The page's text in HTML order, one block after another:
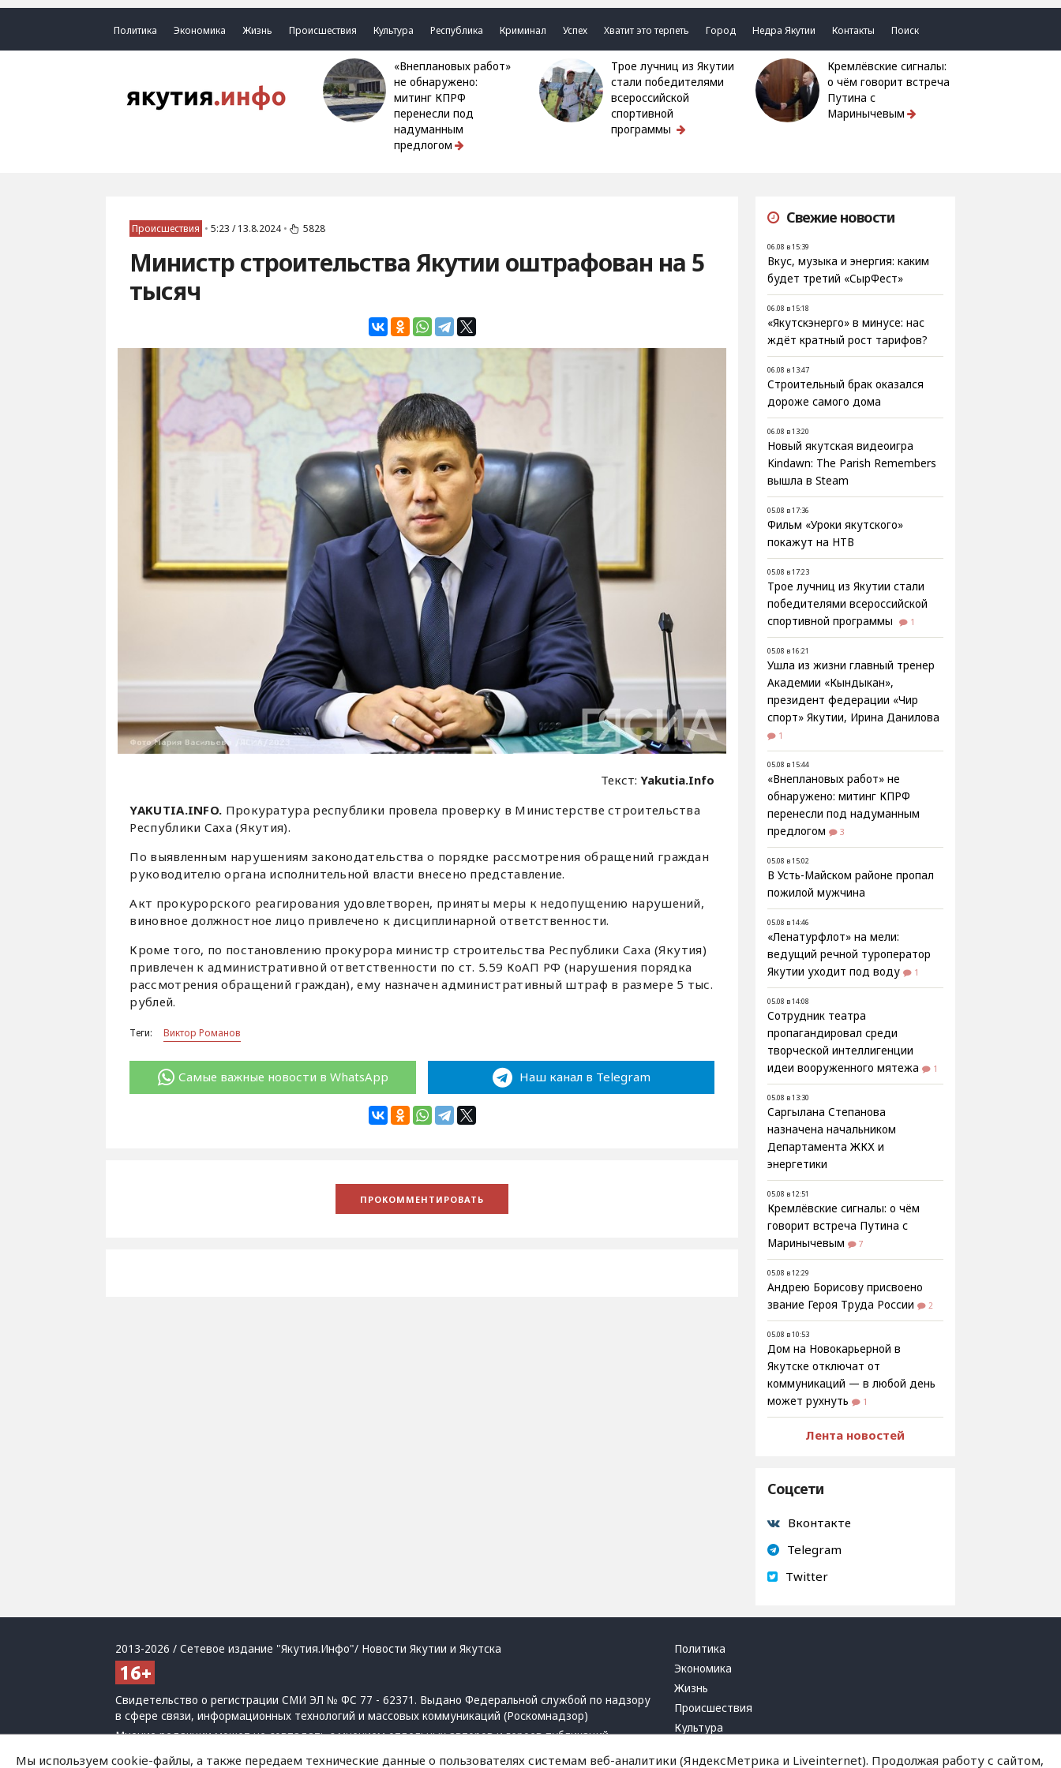
Политика Экономика Жизнь Происшествия Культура Республика Криминал Успех Хватит это терпеть Город Недра Якутии Контакты Поиск
«Внеплановых работ»
не обнаружено:
митинг КПРФ
перенесли под
надуманным
предлогом
Трое лучниц из Якутии
стали победителями
всероссийской
спортивной
программы
Кремлёвские сигналы:
о чём говорит встреча
Путина с
Маринычевым
Происшествия • 5:23 / 13.8.2024 • 5828
Министр строительства Якутии оштрафован на 5
тысяч
Текст:Yakutia.Info
YAKUTIA.INFO. Прокуратура республики провела проверку в Министерстве строительства
Республики Саха (Якутия).
По выявленным нарушениям законодательства о порядке рассмотрения обращений граждан
руководителю органа исполнительной власти внесено представление.
Акт прокурорского реагирования удовлетворен, приняты меры к недопущению нарушений,
виновное должностное лицо привлечено к дисциплинарной ответственности.
Кроме того, по постановлению прокурора министр строительства Республики Саха (Якутия)
привлечен к административной ответственности по ст. 5.59 КоАП РФ (нарушения порядка
рассмотрения обращений граждан), ему назначен административный штраф в размере 5 тыс.
рублей.
Теги: Виктор Романов
Самые важные новости в WhatsApp Наш канал в Telegram
Свежие новости
06.08 в 15:39
Вкус, музыка и энергия: каким
будет третий «СырФест»
06.08 в 15:18
«Якутскэнерго» в минусе: нас
ждёт кратный рост тарифов?
06.08 в 13:47
Строительный брак оказался
дороже самого дома
06.08 в 13:20
Новый якутская видеоигра
Kindawn: The Parish Remembers
вышла в Steam
05.08 в 17:36
Фильм «Уроки якутского»
покажут на НТВ
05.08 в 17:23
Трое лучниц из Якутии стали
победителями всероссийской
спортивной программы
1
05.08 в 16:21
Ушла из жизни главный тренер
Академии «Кындыкан»,
президент федерации «Чир
спорт» Якутии, Ирина Данилова
1
05.08 в 15:44
«Внеплановых работ» не
обнаружено: митинг КПРФ
перенесли под надуманным
предлогом
3
05.08 в 15:02
В Усть-Майском районе пропал
пожилой мужчина
05.08 в 14:46
«Ленатурфлот» на мели:
ведущий речной туроператор
Якутии уходит под воду
1
05.08 в 14:08
Сотрудник театра
пропагандировал среди
творческой интеллигенции
идеи вооруженного мятежа
1
05.08 в 13:30
Саргылана Степанова
назначена начальником
Департамента ЖКХ и
энергетики
05.08 в 12:51
Кремлёвские сигналы: о чём
говорит встреча Путина с
Маринычевым
7
05.08 в 12:29
Андрею Борисову присвоено
звание Героя Труда России
2
05.08 в 10:53
Дом на Новокарьерной в
Якутске отключат от
коммуникаций — в любой день
может рухнуть
1
Лента новостей
Соцсети
Вконтакте
Telegram
Twitter
2013-2026 / Сетевое издание "Якутия.Инфо"/ Новости Якутии и Якутска
Свидетельство о регистрации СМИ ЭЛ № ФС 77 - 62371. Выдано Федеральной службой по надзору
в сфере связи, информационных технологий и массовых коммуникаций (Роскомнадзор)
Мнение редакции может не совпадать с мнением отдельных авторов и героев публикаций.
При использовании материалов обязательна активная ссылка на сайт.
Политика
Экономика
Жизнь
Происшествия
Культура
Мы используем cookie-файлы, а также передаем технические данные о пользователях системам веб-аналитики (ЯндексМетрика и Liveinternet). Продолжая работу с сайтом,